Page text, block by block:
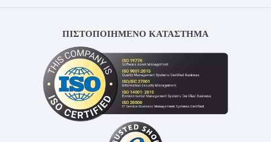
ΠΙΣΤΟΠΟΙΗΜΕΝΟ ΚΑΤΑΣΤΗΜΑ